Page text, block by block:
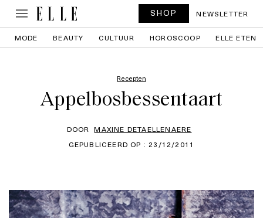
SHOP NEWSLETTER
MODE BEAUTY CULTUUR HOROSCOOP ELLE ETEN
Recepten
Appelbosbessentaart
DOOR MAXINE DETAELLENAERE
GEPUBLICEERD OP : 23/12/2011